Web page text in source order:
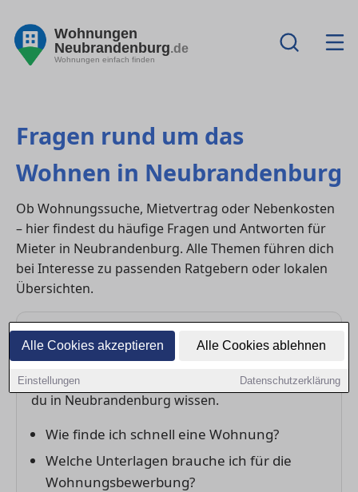
Alle Cookies akzeptieren Alle Cookies ablehnen
Einstellungen Datenschutzerklärung
Wohnungen
Neubrandenburg.de
Wohnungen einfach finden
Fragen rund um das
Wohnen in Neubrandenburg
Ob Wohnungssuche, Mietvertrag oder Nebenkosten
– hier findest du häufige Fragen und Antworten für
Mieter in Neubrandenburg. Alle Themen führen dich
bei Interesse zu passenden Ratgebern oder lokalen
Übersichten.
Wohnung mieten
Von der Suche bis zum Mietvertrag – das solltest
du in Neubrandenburg wissen.
Wie finde ich schnell eine Wohnung?
Welche Unterlagen brauche ich für die
Wohnungsbewerbung?